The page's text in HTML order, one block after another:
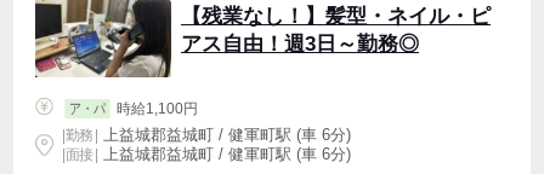
【残業なし！】髪型・ネイル・ピ
アス自由！週3日～勤務◎
ア・パ
時給1,100円
|勤務 上益城郡益城町 / 健軍町駅 (車 6分)
| 面接 | 上益城郡益城町 / 健軍町駅 (車 6分)